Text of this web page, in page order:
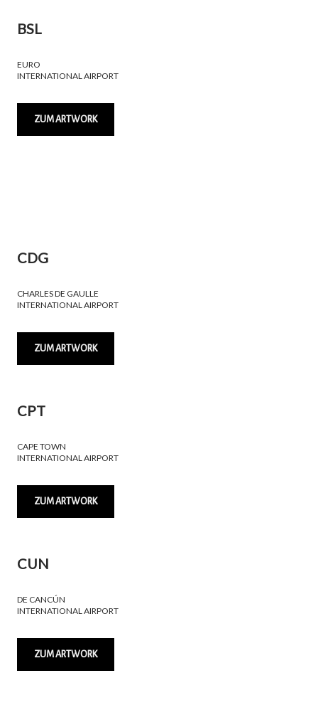
BSL
EURO
INTERNATIONAL AIRPORT
ZUM ARTWORK
CDG
CHARLES DE GAULLE
INTERNATIONAL AIRPORT
ZUM ARTWORK
CPT
CAPE TOWN
INTERNATIONAL AIRPORT
ZUM ARTWORK
CUN
DE CANCÚN
INTERNATIONAL AIRPORT
ZUM ARTWORK